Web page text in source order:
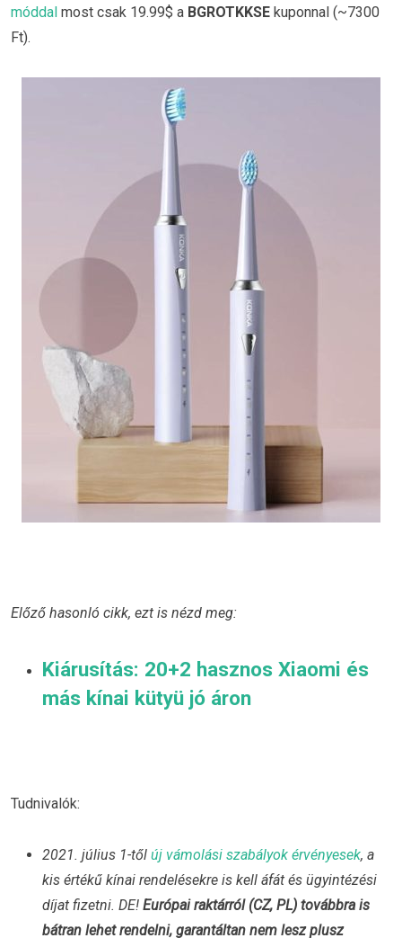
móddal most csak 19.99$ a BGROTKKSE kuponnal (~7300
Ft).
Előző hasonló cikk, ezt is nézd meg:
Kiárusítás: 20+2 hasznos Xiaomi és
más kínai kütyü jó áron
Tudnivalók:
2021. július 1-től új vámolási szabályok érvényesek, a
kis értékű kínai rendelésekre is kell áfát és ügyintézési
díjat fizetni. DE! Európai raktárról (CZ, PL) továbbra is
bátran lehet rendelni, garantáltan nem lesz plusz